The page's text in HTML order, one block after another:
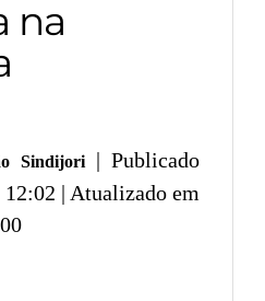
na
Sindijori| Publicado
| Atualizado em